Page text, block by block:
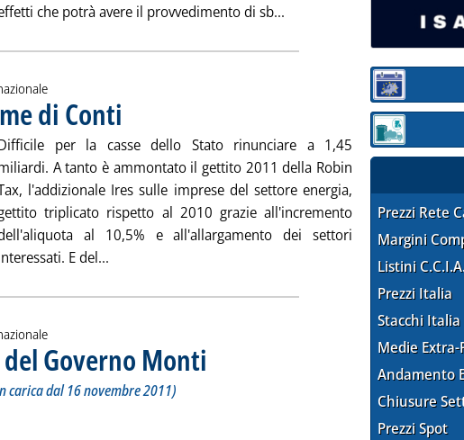
che potrà avere il provvedimento di sb... Leggi tutta la notizia:
di Conti
per la casse dello Stato rinunciare a 1,45
A tanto è ammontato il gettito 2011 della Robin
l'addizionale Ires sulle imprese del settore energia,
triplicato rispetto al 2010 grazie all'incremento
al 10,5% e all'allargamento dei settori
E del... Leggi tutta la notizia: 'Robin Tax, l'allarme di Conti'
Governo Monti . Sottotitolo: LXI esecutivo della Repubblica (in carica dal 16
. Pubblicata giovedì 28 marzo 2013 alle 10.2.
carica dal 16 novembre 2011)
del Governo Monti '
Sezione:
Sezione:
Prezzi Rete
Margini
Listini
Prezzi Italia
Stacchi Italia
Medie Extra-
Andamento
Chiusure
Prezzi Spot